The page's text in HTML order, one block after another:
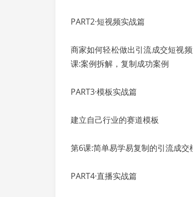
PART2·短视频实战篇
商家如何轻松做出引流成交短视
课:案例拆解，复制成功案例
PART3·模板实战篇
建立自己行业的赛道模板
第6课:简单易学易复制的引流成
PART4·直播实战篇